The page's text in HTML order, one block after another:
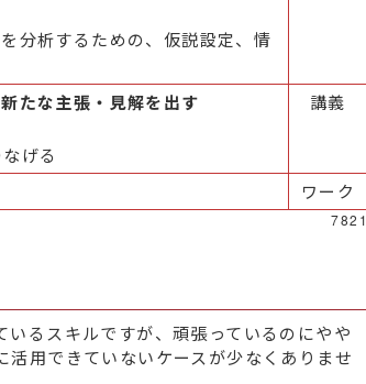
分析するための、仮説設定、情
たな主張・見解を出す
げる
講義
ワーク
7821
るスキルですが、頑張っているのにやや
用できていないケースが少なくありませ